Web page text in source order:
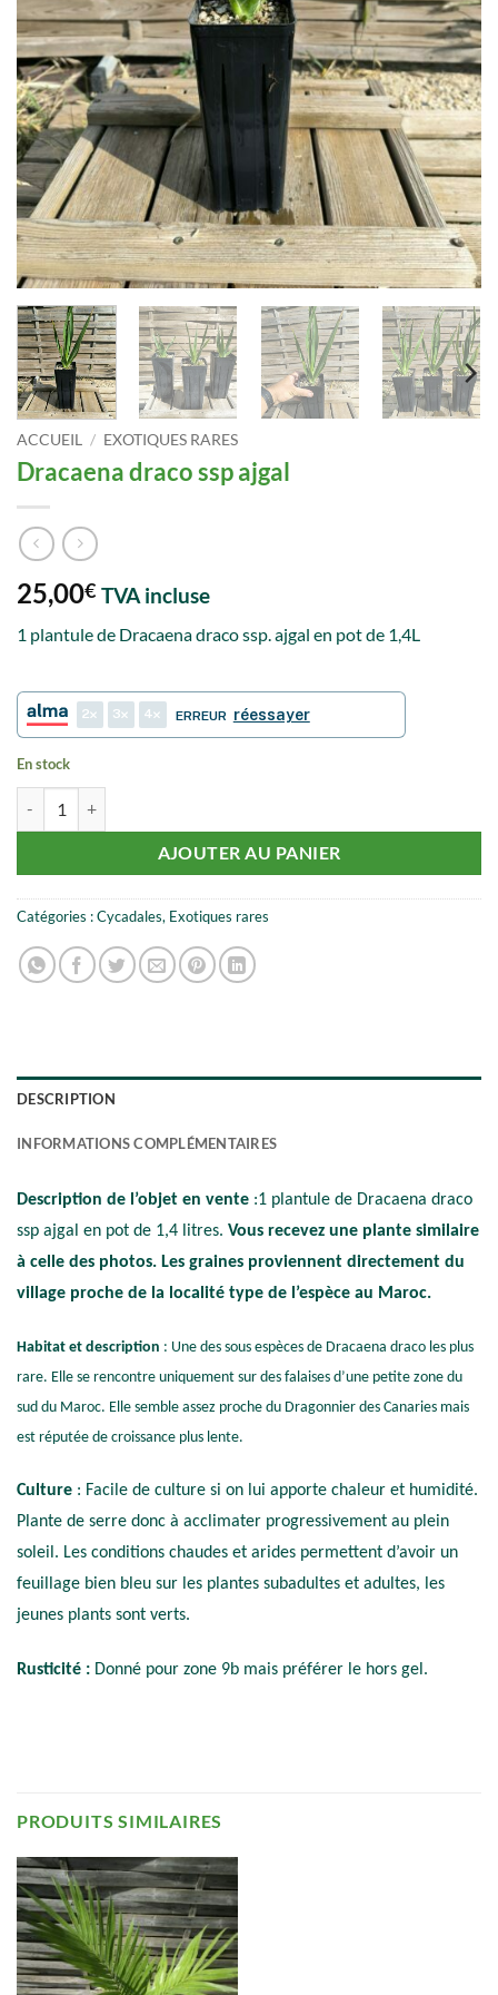
ACCUEIL / EXOTIQUES RARES
Dracaena draco ssp ajgal
25,00€ TVA incluse
1 plantule de Dracaena draco ssp. ajgal en pot de 1,4L
2 3 4 ERREUR réessayer
En stock
AJOUTER AU PANIER
Catégories :Cycadales, Exotiques rares
DESCRIPTION
INFORMATIONS COMPLÉMENTAIRES
Description de l’objet en vente :1 plantule de Dracaena draco
ssp ajgal en pot de 1,4 litres. Vous recevez une plante similaire
à celle des photos. Les graines proviennent directement du
village proche de la localité type de l’espèce au Maroc.
Habitat et description : Une des sous espèces de Dracaena draco les plus
rare. Elle se rencontre uniquement sur des falaises d’une petite zone du
sud du Maroc. Elle semble assez proche du Dragonnier des Canaries mais
est réputée de croissance plus lente.
Culture : Facile de culture si on lui apporte chaleur et humidité.
Plante de serre donc à acclimater progressivement au plein
soleil. Les conditions chaudes et arides permettent d’avoir un
feuillage bien bleu sur les plantes subadultes et adultes, les
jeunes plants sont verts.
Rusticité : Donné pour zone 9b mais préférer le hors gel.
PRODUITS SIMILAIRES